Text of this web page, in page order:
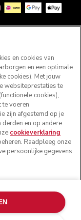
handelsmerken
Cookiebeleid
en cookies van
en een optimale
cookies). Met jouw
websiteprestaties te
cookies),
te voeren
zijn afgestemd op je
en op andere
cookieverklaring
Raadpleeg onze
persoonlijke gegevens